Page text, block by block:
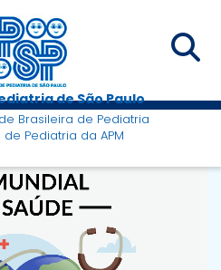
de São Paulo
Brasileira de Pediatria
Pediatria da APM